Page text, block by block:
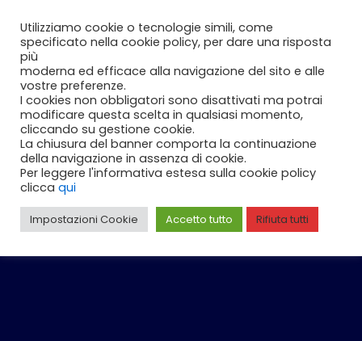
contenuto
Utilizziamo cookie o tecnologie simili, come
specificato nella cookie policy, per dare una risposta
più
moderna ed efficace alla navigazione del sito e alle
vostre preferenze.
I cookies non obbligatori sono disattivati ma potrai
modificare questa scelta in qualsiasi momento,
cliccando su gestione cookie.
La chiusura del banner comporta la continuazione
della navigazione in assenza di cookie.
Per leggere l'informativa estesa sulla cookie policy
clicca qui
Impostazioni Cookie Accetto tutto Rifiuta tutti